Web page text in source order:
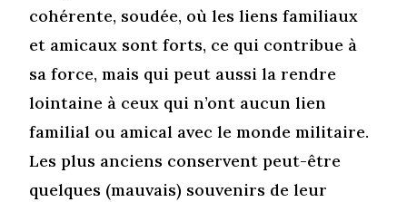
cohérente, soudée, où les liens familiaux
et amicaux sont forts, ce qui contribue à
sa force, mais qui peut aussi la rendre
lointaine à ceux qui n’ont aucun lien
familial ou amical avec le monde militaire.
Les plus anciens conservent peut-être
quelques (mauvais) souvenirs de leur